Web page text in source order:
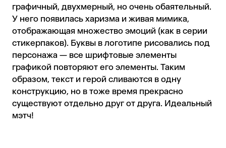
графичный, двухмерный, но очень обаятельный.
У него появилась харизма и живая мимика,
отображающая множество эмоций (как в серии
стикерпаков). Буквы в логотипе рисовались под
персонажа — все шрифтовые элементы
графикой повторяют его элементы. Таким
образом, текст и герой сливаются в одну
конструкцию, но в тоже время прекрасно
существуют отдельно друг от друга. Идеальный
мэтч!